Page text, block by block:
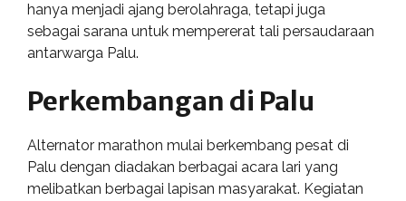
hanya menjadi ajang berolahraga, tetapi juga
sebagai sarana untuk mempererat tali persaudaraan
antarwarga Palu.
Perkembangan di Palu
Alternator marathon mulai berkembang pesat di
Palu dengan diadakan berbagai acara lari yang
melibatkan berbagai lapisan masyarakat. Kegiatan